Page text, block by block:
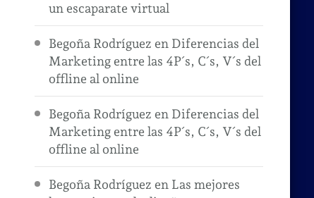
un escaparate virtual
Begoña Rodríguez en Diferencias del
Marketing entre las 4P´s, C´s, V´s del
offline al online
Begoña Rodríguez en Diferencias del
Marketing entre las 4P´s, C´s, V´s del
offline al online
Begoña Rodríguez en Las mejores